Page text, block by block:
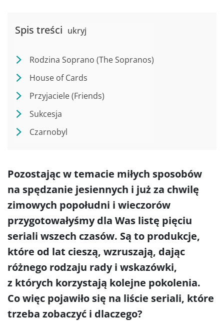
Spis treści ukryj
Rodzina Soprano (The Sopranos)
House of Cards
Przyjaciele (Friends)
Sukcesja
Czarnobyl
Pozostając w temacie miłych sposobów
na spędzanie jesiennych i już za chwilę
zimowych popołudni i wieczorów
przygotowałyśmy dla Was listę pięciu
seriali wszech czasów. Są to produkcje,
które od lat cieszą, wzruszają, dając
różnego rodzaju rady i wskazówki,
z których korzystają kolejne pokolenia.
Co więc pojawiło się na liście seriali, które
trzeba zobaczyć i dlaczego?